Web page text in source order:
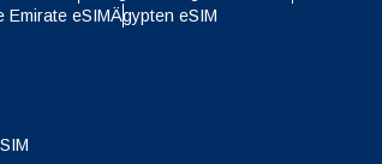
Emirate eSIMÄgypten eSIM
Dollar